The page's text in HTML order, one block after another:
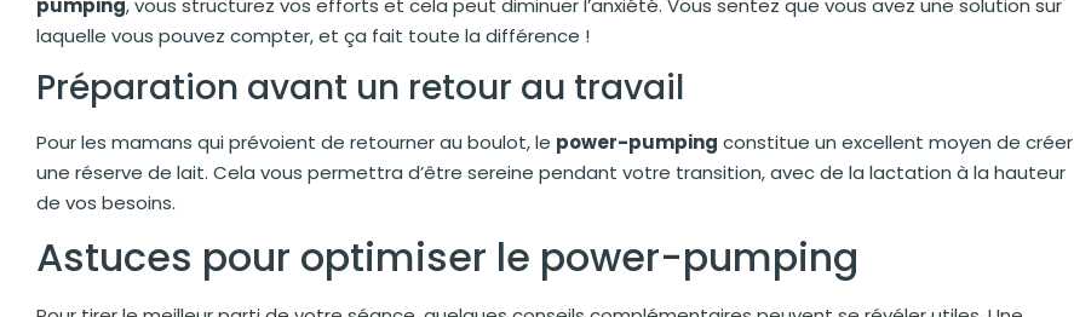
laquelle vous pouvez compter, et ça fait toute la différence !
Préparation avant un retour au travail
Pour les mamans qui prévoient de retourner au boulot, le power-pumping constitue un excellent moyen de créer
une réserve de lait. Cela vous permettra d’être sereine pendant votre transition, avec de la lactation à la hauteur
de vos besoins.
Astuces pour optimiser le power-pumping